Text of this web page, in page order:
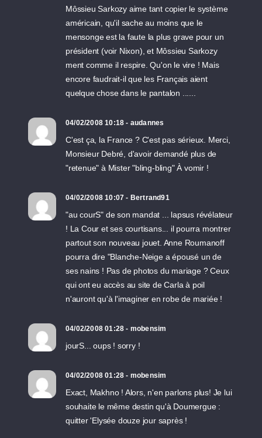
Môssieu Sarkozy aime tant copier le système
américain, qu'il sache au moins que le
mensonge est la faute la plus grave pour un
président (voir Nixon), et Môssieu Sarkozy
ment comme il respire. Qu'on le vire ! Mais
encore faudrait-il que les Français aient
quelque chose dans le pantalon ......
04/02/2008 10:18 - audannes
C'est ça, la France ? C'est pas sérieux. Merci,
Monsieur Debré, d'avoir demandé plus de
"retenue" à Mister "bling-bling" À vomir !
04/02/2008 10:07 - Bertrand91
"au courS" de son mandat ... lapsus révélateur
! La Cour et ses courtisans... il pourra montrer
partout son nouveau jouet. Anne Roumanoff
pourra dire "Blanche-Neige a épousé un de
ses nains ! Pas de photos du mariage ? Ceux
qui ont eu accès au site de Carla à poil
n'auront qu'à l'imaginer en robe de mariée !
04/02/2008 01:28 - mobensim
jourS... oups ! sorry !
04/02/2008 01:28 - mobensim
Exact, Makhno ! Alors, n'en parlons plus! Je lui
souhaite le même destin qu'à Doumergue :
quitter 'Elysée douze jour saprès !